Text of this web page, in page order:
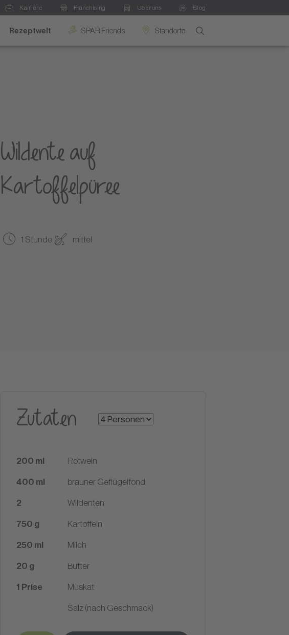
Karriere Franchising Über uns Blog
Rezeptwelt SPAR Friends Standorte
Wildente auf
Kartoffelpüree
1 Stunde mittel
Zutaten
200 ml Rotwein
400 ml brauner Geflügelfond
2 Wildenten
750 g Kartoffeln
250 ml Milch
20 g Butter
1 Prise Muskat
Salz (nach Geschmack)